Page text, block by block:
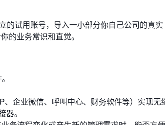
的试用账号，导入一小部分你自己公司的真
的业务常识和直觉。
企业微信、呼叫中心、财务软件等）实现无
。